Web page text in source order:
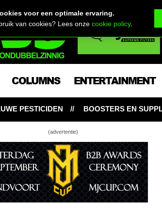
COLUMNS ENTERTAINMENT
SUPPLEMENTEN: NOODZAKELIJK VOOR
(advertentie)
2,27 gram BIO-WIET per…
Crumbled Cookies
voor een optimale ervaring.
van cookies? Lees onzecookie policy.